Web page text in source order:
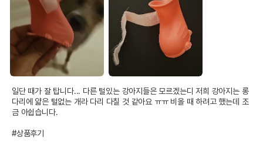
일단 때가 잘 탑니다... 다른 털있는 강아지들은 모르겠는디 저희 강아지는 롱
다리에 얇은 털없는 개라 다리 다칠 것 같아요 ㅠㅠ 비올 때 하려고 했는데 조
금 아쉽습니다.
#상품후기